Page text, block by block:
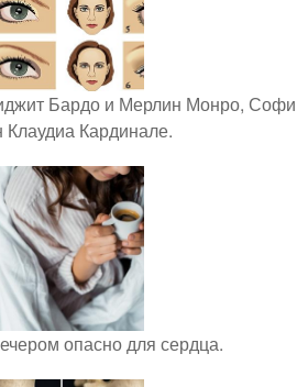
Бардо и Мерлин Монро, Софи
Клаудиа Кардинале.
опасно для сердца.